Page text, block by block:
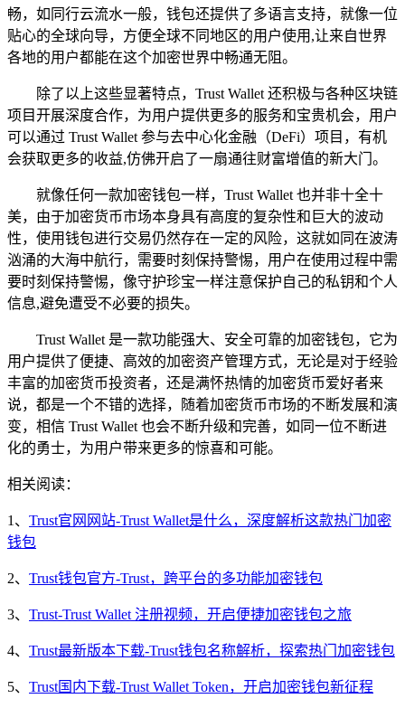
畅，如同行云流水一般，钱包还提供了多语言支持，就像一位
贴心的全球向导，方便全球不同地区的用户使用,让来自世界
各地的用户都能在这个加密世界中畅通无阻。
除了以上这些显著特点，Trust Wallet 还积极与各种区块链
项目开展深度合作，为用户提供更多的服务和宝贵机会，用户
可以通过 Trust Wallet 参与去中心化金融（DeFi）项目，有机
会获取更多的收益,仿佛开启了一扇通往财富增值的新大门。
就像任何一款加密钱包一样，Trust Wallet 也并非十全十
美，由于加密货币市场本身具有高度的复杂性和巨大的波动
性，使用钱包进行交易仍然存在一定的风险，这就如同在波涛
汹涌的大海中航行，需要时刻保持警惕，用户在使用过程中需
要时刻保持警惕，像守护珍宝一样注意保护自己的私钥和个人
信息,避免遭受不必要的损失。
Trust Wallet 是一款功能强大、安全可靠的加密钱包，它为
用户提供了便捷、高效的加密资产管理方式，无论是对于经验
丰富的加密货币投资者，还是满怀热情的加密货币爱好者来
说，都是一个不错的选择，随着加密货币市场的不断发展和演
变，相信 Trust Wallet 也会不断升级和完善，如同一位不断进
化的勇士，为用户带来更多的惊喜和可能。
相关阅读：
1、 Trust官网网站-Trust Wallet是什么，深度解析这款热门加密
钱包
2、 Trust钱包官方-Trust，跨平台的多功能加密钱包
3、 Trust-Trust Wallet 注册视频，开启便捷加密钱包之旅
4、 Trust最新版本下载-Trust钱包名称解析，探索热门加密钱包
5、 Trust国内下载-Trust Wallet Token，开启加密钱包新征程